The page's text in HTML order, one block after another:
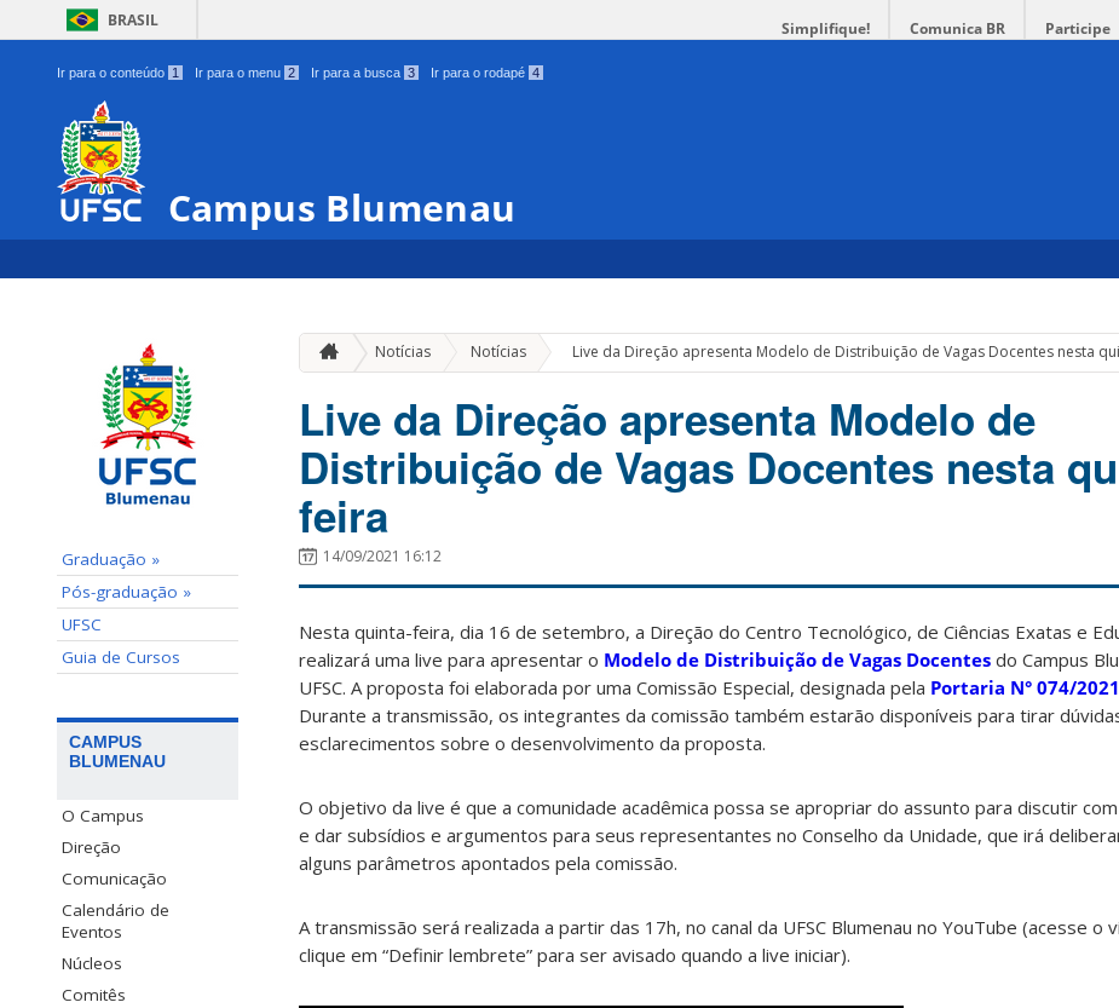
BRASIL Simplifique! Comunica BR Participe
Ir para o conteúdo 1 Ir para o menu 2 Ir para a busca 3 Ir para o rodapé 4
Campus Blumenau
Graduação »
Pós-graduação »
UFSC
Guia de Cursos
CAMPUS
BLUMENAU
O Campus
Direção
Comunicação
Calendário de
Eventos
Núcleos
Comitês
Notícias Notícias » Live da Direção apresenta Modelo de Distribuição de Vagas Docentes nesta
Live da Direção apresenta Modelo de
Distribuição de Vagas Docentes nesta
feira
14/09/2021 16:12
Nesta quinta-feira, dia 16 de setembro, a Direção do Centro Tecnológico, de Ciências Exatas e
realizará uma live para apresentar o Modelo de Distribuição de Vagas Docentes do Campus
UFSC. A proposta foi elaborada por uma Comissão Especial, designada pela Portaria N° 074/
Durante a transmissão, os integrantes da comissão também estarão disponíveis para tirar
esclarecimentos sobre o desenvolvimento da proposta.
O objetivo da live é que a comunidade acadêmica possa se apropriar do assunto para discutir
e dar subsídios e argumentos para seus representantes no Conselho da Unidade, que irá
alguns parâmetros apontados pela comissão.
A transmissão será realizada a partir das 17h, no canal da UFSC Blumenau no YouTube (acesse o
clique em “Definir lembrete” para ser avisado quando a live iniciar).